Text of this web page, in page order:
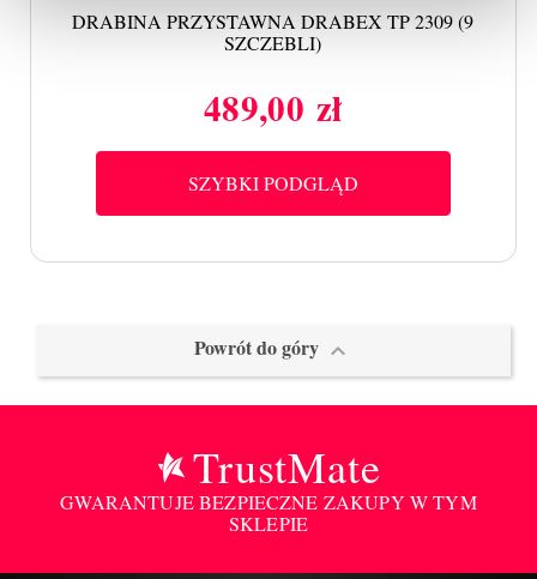
DRABINA PRZYSTAWNA DRABEX TP 2309 (9
SZCZEBLI)
Cena
489,00 zł
SZYBKI PODGLĄD
Powrót do góry 
TrustMate
GWARANTUJE BEZPIECZNE ZAKUPY W TYM
SKLEPIE